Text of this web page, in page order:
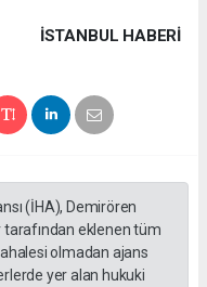
İSTANBUL HABERİ
(İHA), Demirören
tarafından eklenen tüm
olmadan ajans
yer alan hukuki